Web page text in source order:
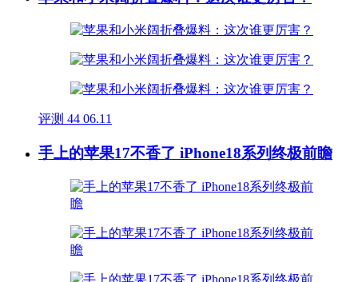
评测 44 06.11
手上的苹果17不香了 iPhone18系列终极前瞻